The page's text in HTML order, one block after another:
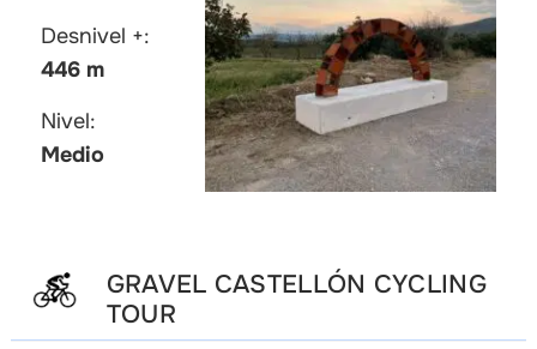
Desnivel +:
446 m
Nivel:
Medio
GRAVEL CASTELLÓN CYCLING
TOUR